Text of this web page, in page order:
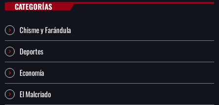
CATEGORÍAS
Chisme y Farándula
Deportes
Economía
El Malcriado